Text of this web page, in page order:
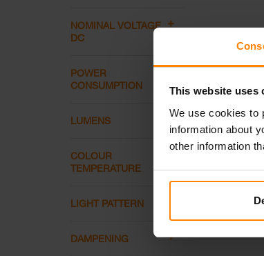
This website uses
We use cookies to
information about
other information
NOMINAL VOLTAGE
DC
POWER
CONSUMPTION
LUMENS
COLOUR
TEMPERATURE
LIGHT PATTERN
DAMPENING